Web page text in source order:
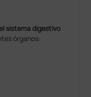
sistema digestivo
órganos: